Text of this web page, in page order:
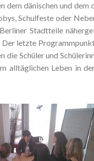
dem dänischen und
Schulfeste oder
Stadtteile
letzte
die Schüler und
alltäglichen Leben in